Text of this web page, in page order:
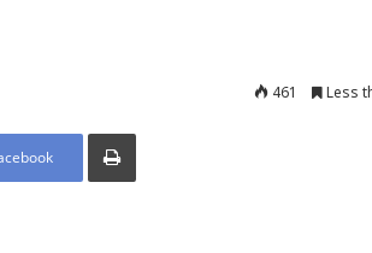
461 Less
Print